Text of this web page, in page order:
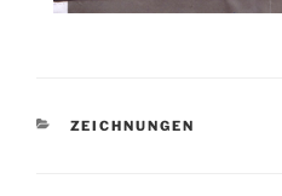
KATEGORIEN
ZEICHNUNGEN